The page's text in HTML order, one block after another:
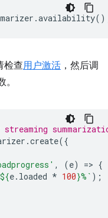
.availability
检查用户激活 ，然后调
。
.create({
, (e) => {
${e. loaded * 100}%` );